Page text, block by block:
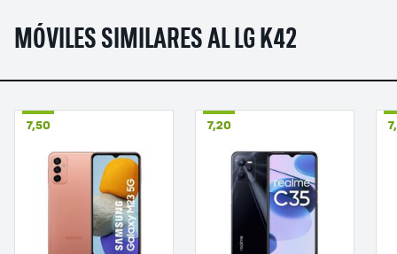
MÓVILES SIMILARES AL LG K42
7,50 7,20